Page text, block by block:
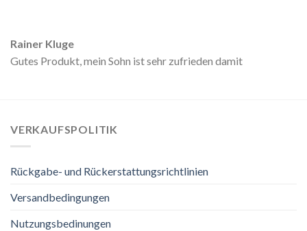
Rainer Kluge
Gutes Produkt, mein Sohn ist sehr zufrieden damit
VERKAUFSPOLITIK
Rückgabe- und Rückerstattungsrichtlinien
Versandbedingungen
Nutzungsbedinungen